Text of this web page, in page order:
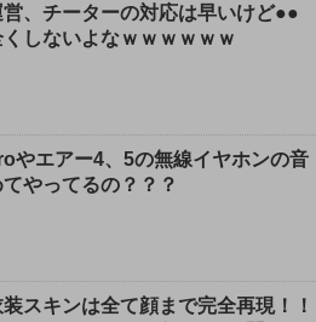
営、チーターの対応は早いけど●●
しないよなｗｗｗｗｗｗ
やエアー4、5の無線イヤホンの音
やってるの？？？
装スキンは全て顔まで完全再現！！